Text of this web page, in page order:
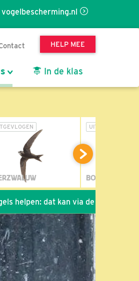
HELP MEE
In de klas
UITGEVLOGEN
BOSUIL
kan via de link! *